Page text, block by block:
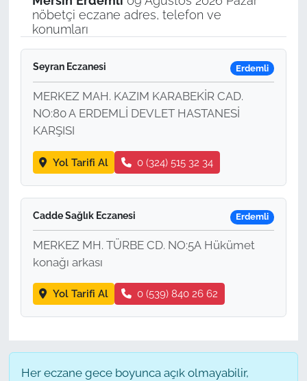
nöbetçi eczane adres, telefon ve
konumları
Seyran Eczanesi Erdemli
MERKEZ MAH. KAZIM KARABEKİR CAD.
NO:80 A ERDEMLİ DEVLET HASTANESİ
KARŞISI
Yol Tarifi Al 0 (324) 515 32 34
Cadde Sağlık Eczanesi Erdemli
MERKEZ MH. TÜRBE CD. NO:5A Hükümet
konağı arkası
Yol Tarifi Al 0 (539) 840 26 62
Her eczane gece boyunca açık olmayabilir,